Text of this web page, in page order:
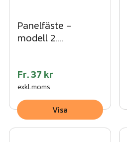
Panelfäste -
modell 2.
Fr.37 kr
exkl.moms
Visa